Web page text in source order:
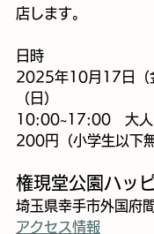
店します。
日時
2025年10月17日（
（日）
10:00~17:00　大人
200円（小学生以下無
権現堂公園ハッ
埼玉県幸手市外国府
アクセス情報